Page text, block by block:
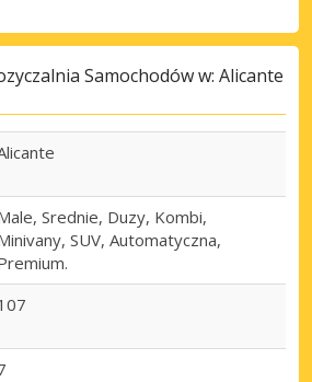
Samochodów w: Alicante
Srednie, Duzy, Kombi,
SUV, Automatyczna,